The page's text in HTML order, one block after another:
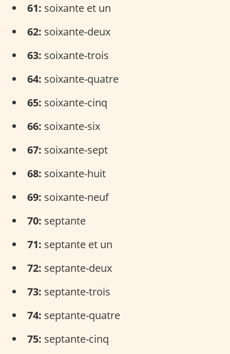
61: soixante et un
62: soixante-deux
63: soixante-trois
64: soixante-quatre
65: soixante-cinq
66: soixante-six
67: soixante-sept
68: soixante-huit
69: soixante-neuf
70: septante
71: septante et un
72: septante-deux
73: septante-trois
74: septante-quatre
75: septante-cinq